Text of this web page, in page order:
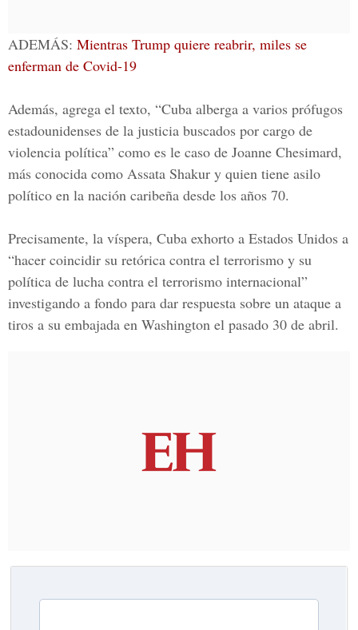
ADEMÁS: Mientras Trump quiere reabrir, miles se
enferman de Covid-19
Además, agrega el texto, “Cuba alberga a varios prófugos
estadounidenses de la justicia buscados por cargo de
violencia política” como es le caso de Joanne Chesimard,
más conocida como Assata Shakur y quien tiene asilo
político en la nación caribeña desde los años 70.
Precisamente, la víspera, Cuba exhorto a Estados Unidos a
“hacer coincidir su retórica contra el terrorismo y su
política de lucha contra el terrorismo internacional”
investigando a fondo para dar respuesta sobre un ataque a
tiros a su embajada en Washington el pasado 30 de abril.